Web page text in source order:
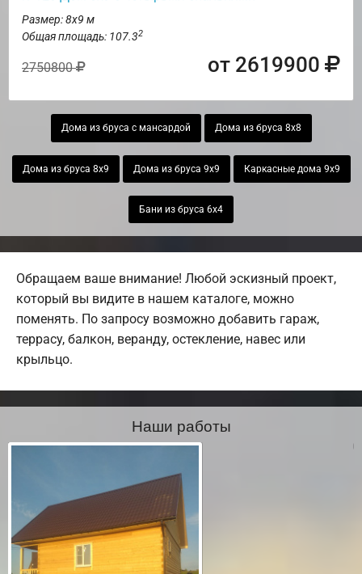
Размер: 8х9 м
Общая площадь: 107.32
2750800 от 2619900
Дома из бруса с мансардой Дома из бруса 8х8
Дома из бруса 8х9 Дома из бруса 9х9 Каркасные дома 9х9
Бани из бруса 6х4
Обращаем ваше внимание! Любой эскизный проект,
который вы видите в нашем каталоге, можно
поменять. По запросу возможно добавить гараж,
террасу, балкон, веранду, остекление, навес или
крыльцо.
Наши работы